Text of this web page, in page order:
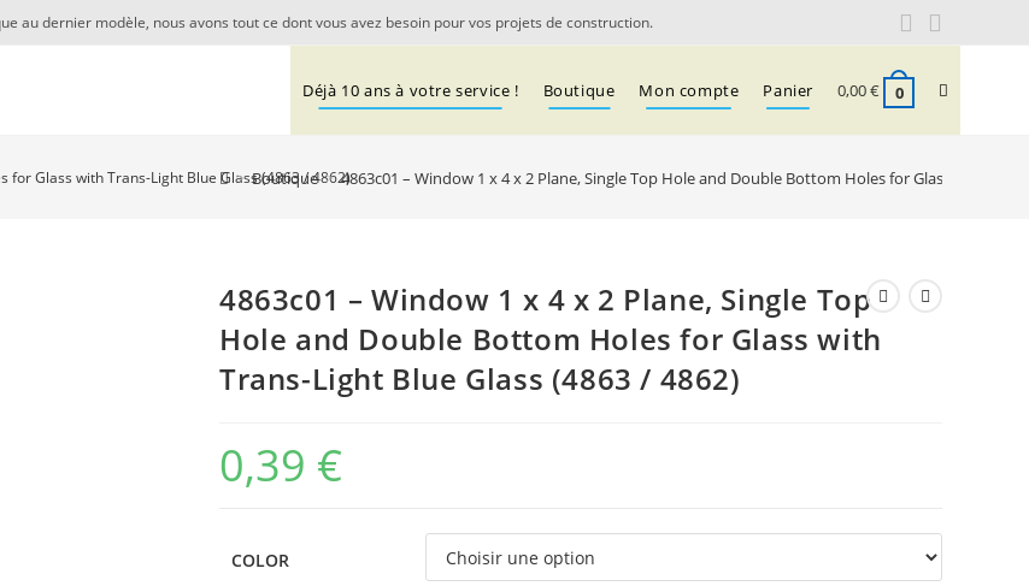
au dernier modèle, nous avons tout ce dont vous avez besoin pour vos projets de construction.
Déjà 10 ans à votre service ! Boutique Mon compte Panier 0,00€ 0 Toggle
website
for Glass with Trans-Light Blue Glass (4863 / 4862)
> Boutique > 4863c01 – Window 1 x 4 x 2 Plane, Single Top Hole and Double Bottom Holes for Glass with
4863c01 – Window 1 x 4 x 2 Plane, Single Top
Hole and Double Bottom Holes for Glass with
Trans-Light Blue Glass (4863 / 4862)
0,39 €
COLOR